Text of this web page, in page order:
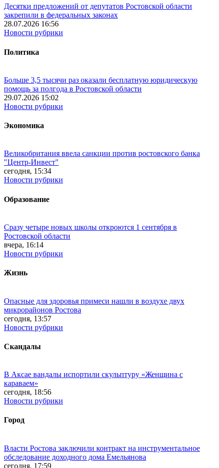
Десятки предложений от депутатов Ростовской области
закрепили в федеральных законах
28.07.2026 16:56
Новости рубрики
Политика
Больше 3,5 тысячи раз оказали бесплатную юридическую
помощь за полгода в Ростовской области
29.07.2026 15:02
Новости рубрики
Экономика
Великобритания ввела санкции против ростовского банка
"Центр-Инвест"
сегодня, 15:34
Новости рубрики
Образование
Сразу четыре новых школы откроются 1 сентября в
Ростовской области
вчера, 16:14
Новости рубрики
Жизнь
Опасные для здоровья примеси нашли в воздухе двух
микрорайонов Ростова
сегодня, 13:57
Новости рубрики
Скандалы
В Аксае вандалы испортили скульптуру «Женщина с
караваем»
сегодня, 18:56
Новости рубрики
Город
Власти Ростова заключили контракт на инструментальное
обследование доходного дома Емельянова
сегодня, 17:59